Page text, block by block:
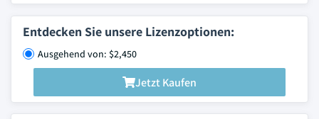
Entdecken Sie unsere Lizenzoptionen:
Ausgehend von: $2,450
Jetzt Kaufen